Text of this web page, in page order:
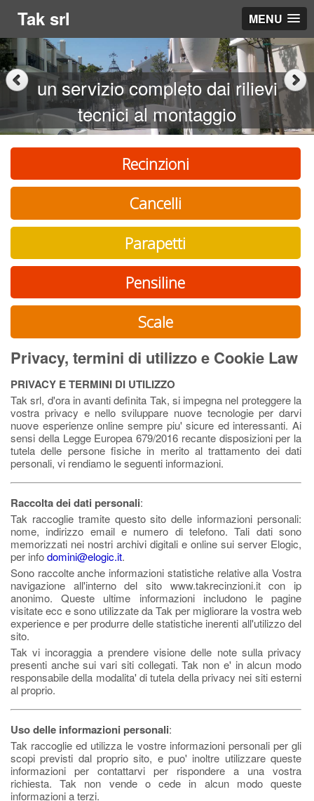
Tak srl MENU
un servizio completo dai rilievi
tecnici al montaggio
Recinzioni
Cancelli
Parapetti
Pensiline
Scale
Privacy, termini di utilizzo e Cookie Law
PRIVACY E TERMINI DI UTILIZZO
Tak srl, d'ora in avanti definita Tak, si impegna nel proteggere la
vostra privacy e nello sviluppare nuove tecnologie per darvi
nuove esperienze online sempre piu' sicure ed interessanti. Ai
sensi della Legge Europea 679/2016 recante disposizioni per la
tutela delle persone fisiche in merito al trattamento dei dati
personali, vi rendiamo le seguenti informazioni.
Raccolta dei dati personali:
Tak raccoglie tramite questo sito delle informazioni personali:
nome, indirizzo email e numero di telefono. Tali dati sono
memorizzati nei nostri archivi digitali e online sui server Elogic,
per infodomini@elogic.it.
Sono raccolte anche informazioni statistiche relative alla Vostra
navigazione all'interno del sito www.takrecinzioni.it con ip
anonimo. Queste ultime informazioni includono le pagine
visitate ecc e sono utilizzate da Tak per migliorare la vostra web
experience e per produrre delle statistiche inerenti all'utilizzo del
sito.
Tak vi incoraggia a prendere visione delle note sulla privacy
presenti anche sui vari siti collegati. Tak non e' in alcun modo
responsabile della modalita' di tutela della privacy nei siti esterni
al proprio.
Uso delle informazioni personali:
Tak raccoglie ed utilizza le vostre informazioni personali per gli
scopi previsti dal proprio sito, e puo' inoltre utilizzare queste
informazioni per contattarvi per rispondere a una vostra
richiesta. Tak non vende o cede in alcun modo queste
informazioni a terzi.